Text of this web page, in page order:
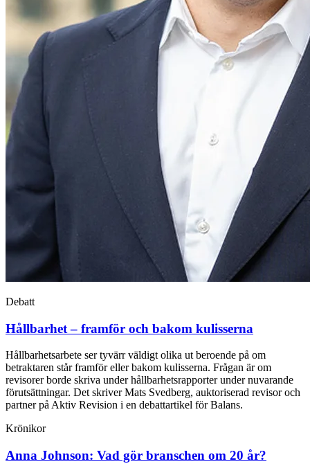
Debatt
Hållbarhet – framför och bakom kulisserna
Hållbarhetsarbete ser tyvärr väldigt olika ut beroende på om
betraktaren står framför eller bakom kulisserna. Frågan är om
revisorer borde skriva under hållbarhetsrapporter under nuvarande
förutsättningar. Det skriver Mats Svedberg, auktoriserad revisor och
partner på Aktiv Revision i en debattartikel för Balans.
Krönikor
Anna Johnson: Vad gör branschen om 20 år?